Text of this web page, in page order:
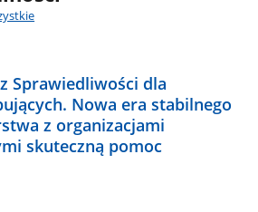
Sprawiedliwości dla
Nowa era stabilnego
z organizacjami
skuteczną pomoc